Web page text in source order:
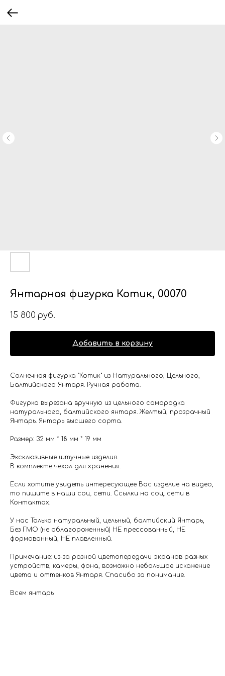
Янтарная фигурка Котик, 00070
15 800 руб.
Добавить в корзину
Солнечная фигурка "Котик" из Натурального, Цельного,
Балтийского Янтаря. Ручная работа.
Фигурка вырезана вручную из цельного самородка
натурального, балтийского янтаря. Желтый, прозрачный
Янтарь. Янтарь высшего сорта.
Размер: 32 мм * 18 мм * 19 мм
Эксклюзивные штучные изделия.
В комплекте чехол для хранения.
Если хотите увидеть интересующее Вас изделие на видео,
то пишите в наши соц. сети. Ссылки на соц. сети в
Контактах.
У нас Только натуральный, цельный, балтийский Янтарь,
Без ГМО (не облагороженный) НЕ прессованный, НЕ
формованный, НЕ плавленный.
Примечание: из-за разной цветопередачи экранов разных
устройств, камеры, фона, возможно небольшое искажение
цвета и оттенков Янтаря. Спасибо за понимание.
Всем янтарь